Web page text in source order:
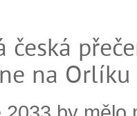
česká
na Orlíku